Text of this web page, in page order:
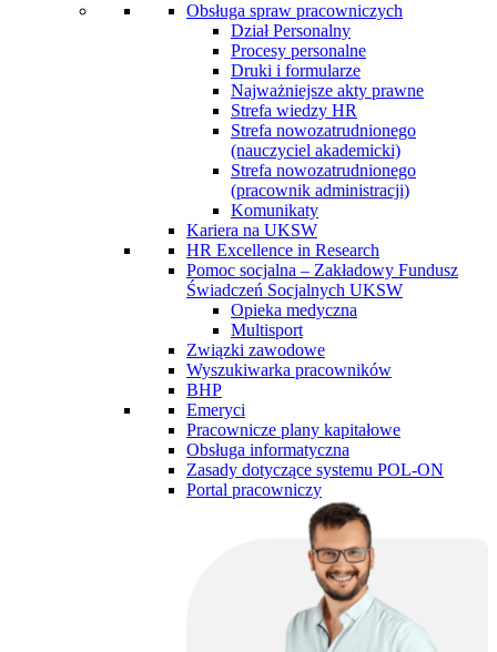
Obsługa spraw pracowniczych
Dział Personalny
Procesy personalne
Druki i formularze
Najważniejsze akty prawne
Strefa wiedzy HR
Strefa nowozatrudnionego
(nauczyciel akademicki)
Strefa nowozatrudnionego
(pracownik administracji)
Komunikaty
Kariera na UKSW
HR Excellence in Research
Pomoc socjalna – Zakładowy Fundusz
Świadczeń Socjalnych UKSW
Opieka medyczna
Multisport
Związki zawodowe
Wyszukiwarka pracowników
BHP
Emeryci
Pracownicze plany kapitałowe
Obsługa informatyczna
Zasady dotyczące systemu POL-ON
Portal pracowniczy